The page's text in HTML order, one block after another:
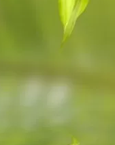
дизайн ,
е агенция по
на част
Агенци